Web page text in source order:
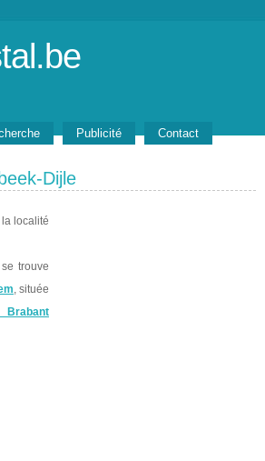
Publicité
Contact
Dijle
localité
trouve
, située